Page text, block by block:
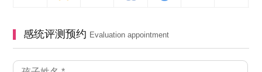
感统评测预约 Evaluation appointment